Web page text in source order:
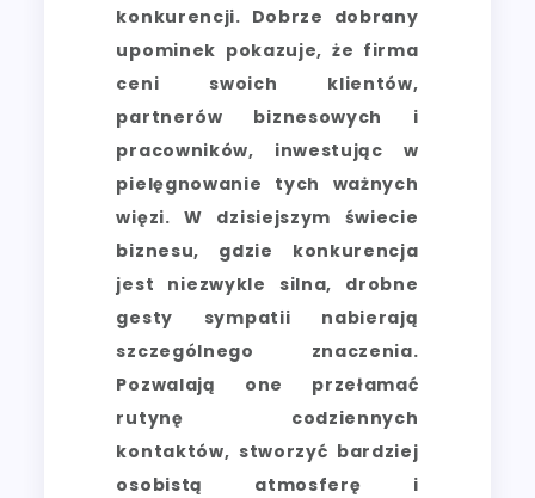
konkurencji. Dobrze dobrany
upominek pokazuje, że firma
ceni swoich klientów,
partnerów biznesowych i
pracowników, inwestując w
pielęgnowanie tych ważnych
więzi. W dzisiejszym świecie
biznesu, gdzie konkurencja
jest niezwykle silna, drobne
gesty sympatii nabierają
szczególnego znaczenia.
Pozwalają one przełamać
rutynę codziennych
kontaktów, stworzyć bardziej
osobistą atmosferę i